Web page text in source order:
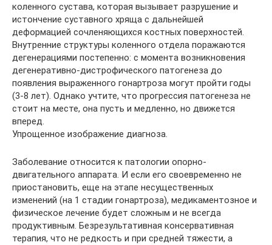
коленного сустава, которая вызывает разрушение и
истончение суставного хряща с дальнейшей
деформацией сочленяющихся костных поверхностей.
Внутренние структуры коленного отдела поражаются
дегенерациями постепенно: с момента возникновения
дегенеративно-дистрофического патогенеза до
появления выраженного гонартроза могут пройти годы
(3-8 лет). Однако учтите, что прогрессия патогенеза не
стоит на месте, она пусть и медленно, но движется
вперед.
Упрощенное изображение диагноза.
Заболевание относится к патологии опорно-
двигательного аппарата. И если его своевременно не
приостановить, еще на этапе несущественных
изменений (на 1 стадии гонартроза), медикаментозное и
физическое лечение будет сложным и не всегда
продуктивным. Безрезультативная консервативная
терапия, что не редкость и при средней тяжести, а